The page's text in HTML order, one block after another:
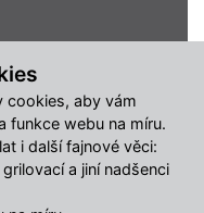
cookies, aby vám
funkce webu na míru.
i další fajnové věci:
a jiní nadšenci